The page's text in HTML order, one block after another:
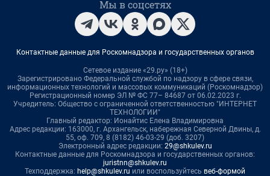
Мы в соцсетях
Контактные данные для Роскомнадзора и государственных органов
Сетевое издание «29.ру» (18+)
Зарегистрировано Федеральной службой по надзору в сфере связи,
информационных технологий и массовых коммуникаций (Роскомнадзор)
Регистрационный номер ЭЛ № ФС 77– 84687 от 06.02.2023 г.
Учредитель: Общество с ограниченной ответственностью "ИНТЕРНЕТ
ТЕХНОЛОГИИ"
Главный редактор: Ионайтис Елена Владимировна
Адрес редакции: 163000, г. Архангельск, набережная Северной Двины, д.
55, оф. 709, 8 (8182) 46-03-29 (доб. 3207)
Электронный адрес редакции: 29@shkulev.ru
Контактные данные для Роскомнадзора и государственных органов:
juristnn@shkulev.ru
Техподдержка: help@shkulev.ru или воспользуйтесь веб-формой